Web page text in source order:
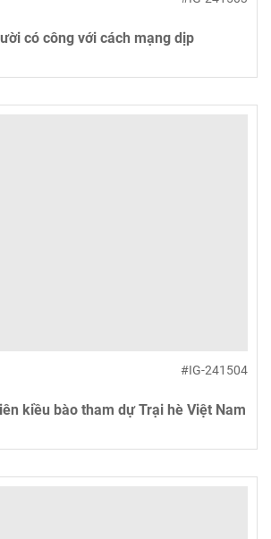
có công với cách mạng dịp
#IG-241504
kiều bào tham dự Trại hè Việt Nam